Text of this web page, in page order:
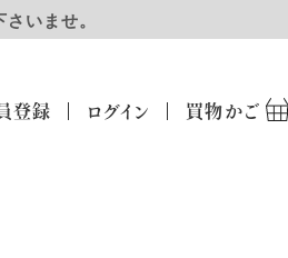
いませ。
登録 ログイン 買物かご